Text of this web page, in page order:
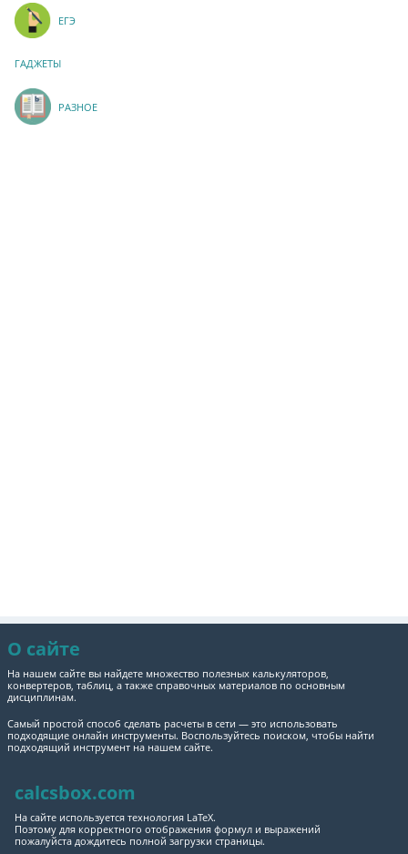
ЕГЭ
ГАДЖЕТЫ
РАЗНОЕ
О сайте
На нашем сайте вы найдете множество полезных калькуляторов,
конвертеров, таблиц, а также справочных материалов по основным
дисциплинам.
Самый простой способ сделать расчеты в сети — это использовать
подходящие онлайн инструменты. Воспользуйтесь поиском, чтобы найти
подходящий инструмент на нашем сайте.
calcsbox.com
На сайте используется технология LaTeX.
Поэтому для корректного отображения формул и выражений
пожалуйста дождитесь полной загрузки страницы.